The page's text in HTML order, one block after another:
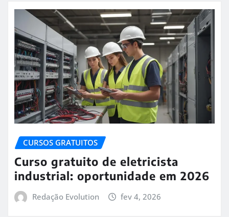
CURSOS GRATUITOS
Curso gratuito de eletricista
industrial: oportunidade em 2026
Redação Evolution fev 4, 2026